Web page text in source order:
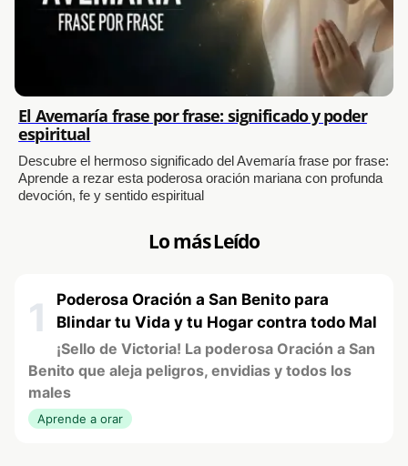
El Avemaría frase por frase: significado y poder
espiritual
Descubre el hermoso significado del Avemaría frase por frase:
Aprende a rezar esta poderosa oración mariana con profunda
devoción, fe y sentido espiritual
Lo más Leído
1
Poderosa Oración a San Benito para
Blindar tu Vida y tu Hogar contra todo Mal
¡Sello de Victoria! La poderosa Oración a San
Benito que aleja peligros, envidias y todos los
males
Aprende a orar